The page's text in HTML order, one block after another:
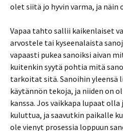
olet siitä jo hyvin varma, ja näin
Vapaa tahto sallii kaikenlaiset
arvostele tai kyseenalaista
vapaasti pukea sanoiksi aivan
kuitenkin syytä pohtia mitä
tarkoitat sitä. Sanoihin yleensä
käytännön tekoja, ja niiden on
kanssa. Jos vaikkapa lupaat
kuluttua, ja saavutkin paikalle
ole vienyt prosessia loppuun